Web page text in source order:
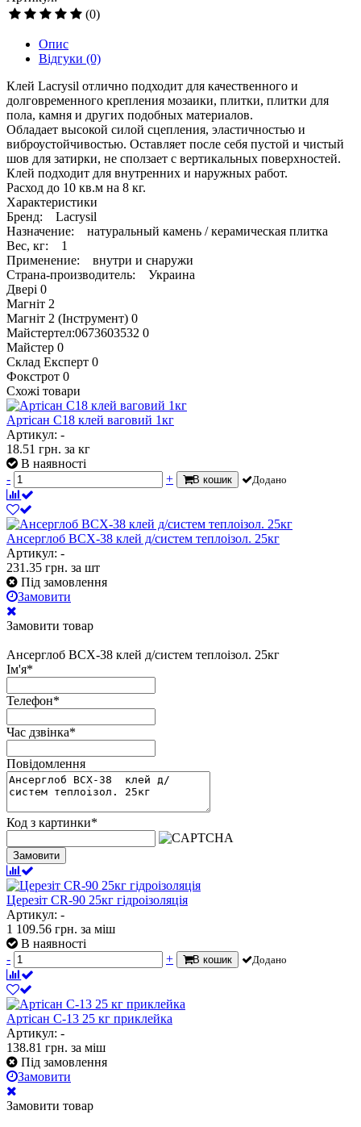
(0)
Опис
Відгуки (0)
Клей Lacrysil отлично подходит для качественного и
долговременного крепления мозаики, плитки, плитки для
пола, камня и других подобных материалов.
Обладает высокой силой сцепления, эластичностью и
виброустойчивостью. Оставляет после себя пустой и чистый
шов для затирки, не сползает с вертикальных поверхностей.
Клей подходит для внутренних и наружных работ.
Расход до 10 кв.м на 8 кг.
Характеристики
Бренд: Lacrysil
Назначение: натуральный камень / керамическая плитка
Вес, кг: 1
Применение: внутри и снаружи
Страна-производитель: Украина
Двері 0
Магніт 2
Магніт 2 (Інструмент) 0
Майстертел:0673603532 0
Майстер 0
Склад Експерт 0
Фокстрот 0
Схожі товари
Артісан С18 клей ваговий 1кг
Артикул: -
18.51 грн. за кг
В наявності
-
+ В кошик Додано
Ансерглоб ВСХ-38 клей д/систем теплоізол. 25кг
Артикул: -
231.35 грн. за шт
Під замовлення
Замовити
Замовити товар
Ансерглоб ВСХ-38 клей д/систем теплоізол. 25кг
Ім'я*
Телефон*
Час дзвінка*
Повідомлення
Код з картинки*
Замовити
Церезіт CR-90 25кг гідроізоляція
Артикул: -
1 109.56 грн. за міш
В наявності
-
+ В кошик Додано
Артісан С-13 25 кг приклейка
Артикул: -
138.81 грн. за міш
Під замовлення
Замовити
Замовити товар